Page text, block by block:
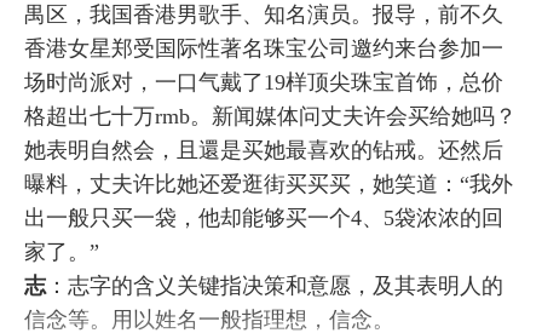
禺区，我国香港男歌手、知名演员。报导，前不久
香港女星郑受国际性著名珠宝公司邀约来台参加一
场时尚派对，一口气戴了19样顶尖珠宝首饰，总价
格超出七十万rmb。新闻媒体问丈夫许会买给她吗？
她表明自然会，且還是买她最喜欢的钻戒。还然后
曝料，丈夫许比她还爱逛街买买买，她笑道：“我外
出一般只买一袋，他却能够买一个4、5袋浓浓的回
家了。”
志 ：志字的含义关键指决策和意愿，及其表明人的
信念等。用以姓名一般指理想，信念。